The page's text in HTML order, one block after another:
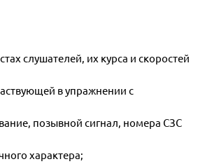
слушателей, их курса и скоростей
в упражнении с
позывной сигнал, номера СЗС
характера;